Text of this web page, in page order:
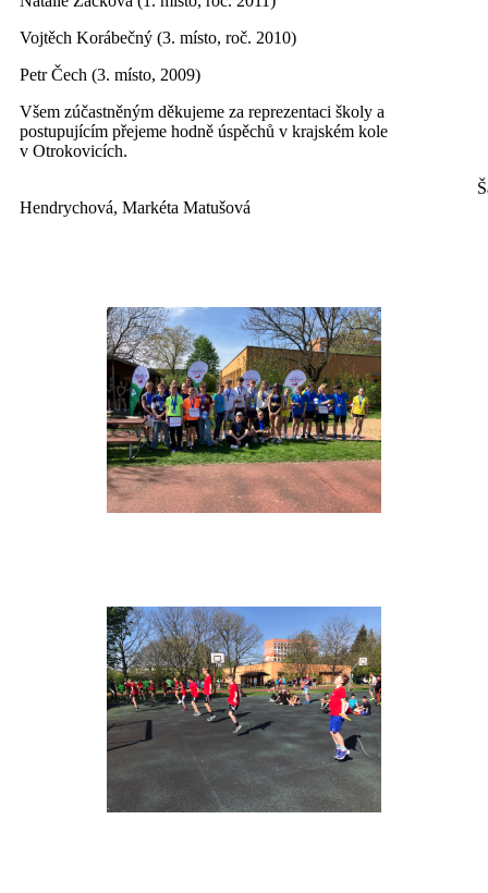
Vojtěch Korábečný (3. místo, roč. 2010)
Petr Čech (3. místo, 2009)
Všem zúčastněným děkujeme za reprezentaci školy a
postupujícím přejeme hodně úspěchů v krajském kole
v Otrokovicích.
Hendrychová, Markéta Matušová